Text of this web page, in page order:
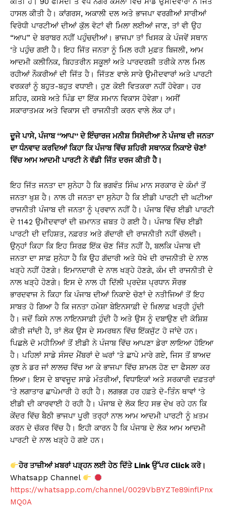
ਹਾਸਲ ਕੀਤੀ ਹੈ। ਕਾਂਗਰਸ, ਅਕਾਲੀ ਦਲ ਅਤੇ ਭਾਜਪਾ ਵਰਗੀਆਂ ਸਾਰੀਆਂ
ਵਿਰੋਧੀ ਪਾਰਟੀਆਂ ਦੀਆਂ ਕੁੱਲ ਵੋਟਾਂ ਵੀ ਮਿਲਾ ਲਈਆਂ ਜਾਣ, ਤਾਂ ਵੀ ਉਹ
“ਆਪ” ਦੇ ਬਰਾਬਰ ਨਹੀਂ ਪਹੁੰਚਦੀਆਂ। ਭਾਜਪਾ ਤਾਂ ਖਿਸਕ ਕੇ ਪੰਜਵੇਂ ਸਥਾਨ
‘ਤੇ ਪਹੁੰਚ ਗਈ ਹੈ। ਇਹ ਜਿੱਤ ਜਨਤਾ ਨੂੰ ਮਿਲ ਰਹੀ ਮੁਫ਼ਤ ਬਿਜਲੀ, ਆਮ
ਆਦਮੀ ਕਲੀਨਿਕ, ਬਿਹਤਰੀਨ ਸਕੂਲਾਂ ਅਤੇ ਪਾਰਦਰਸ਼ੀ ਤਰੀਕੇ ਨਾਲ ਮਿਲ
ਰਹੀਆਂ ਨੌਕਰੀਆਂ ਦੀ ਜਿੱਤ ਹੈ। ਜਿੱਤਣ ਵਾਲੇ ਸਾਰੇ ਉਮੀਦਵਾਰਾਂ ਅਤੇ ਪਾਰਟੀ
ਵਰਕਰਾਂ ਨੂੰ ਬਹੁਤ-ਬਹੁਤ ਵਧਾਈ। ਹੁਣ ਕੋਈ ਵਿਤਕਰਾ ਨਹੀਂ ਹੋਵੇਗਾ। ਹਰ
ਸ਼ਹਿਰ, ਕਸਬੇ ਅਤੇ ਪਿੰਡ ਦਾ ਇੱਕ ਸਮਾਨ ਵਿਕਾਸ ਹੋਵੇਗਾ। ਅਸੀਂ
ਸਕਾਰਾਤਮਕ ਅਤੇ ਵਿਕਾਸ ਦੀ ਰਾਜਨੀਤੀ ਕਰਨ ਵਾਲੇ ਲੋਕ ਹਾਂ।
ਦੂਜੇ ਪਾਸੇ, ਪੰਜਾਬ ‘‘ਆਪ’’ ਦੇ ਇੰਚਾਰਜ ਮਨੀਸ਼ ਸਿਸੋਦੀਆ ਨੇ ਪੰਜਾਬ ਦੀ ਜਨਤਾ
ਦਾ ਧੰਨਵਾਦ ਕਰਦਿਆਂ ਕਿਹਾ ਕਿ ਪੰਜਾਬ ਵਿੱਚ ਸ਼ਹਿਰੀ ਸਥਾਨਕ ਨਿਕਾਏ ਚੋਣਾਂ
ਵਿੱਚ ਆਮ ਆਦਮੀ ਪਾਰਟੀ ਨੇ ਵੱਡੀ ਜਿੱਤ ਦਰਜ ਕੀਤੀ ਹੈ।
ਇਹ ਜਿੱਤ ਜਨਤਾ ਦਾ ਸੁਨੇਹਾ ਹੈ ਕਿ ਭਗਵੰਤ ਸਿੰਘ ਮਾਨ ਸਰਕਾਰ ਦੇ ਕੰਮਾਂ ਤੋਂ
ਜਨਤਾ ਖੁਸ਼ ਹੈ। ਨਾਲ ਹੀ ਜਨਤਾ ਦਾ ਸੁਨੇਹਾ ਹੈ ਕਿ ਈਡੀ ਪਾਰਟੀ ਦੀ ਘਟੀਆ
ਰਾਜਨੀਤੀ ਪੰਜਾਬ ਦੀ ਜਨਤਾ ਨੂੰ ਪ੍ਰਵਾਨ ਨਹੀਂ ਹੈ। ਪੰਜਾਬ ਵਿੱਚ ਈਡੀ ਪਾਰਟੀ
ਦੇ 1142 ਉਮੀਦਵਾਰਾਂ ਦੀ ਜ਼ਮਾਨਤ ਜ਼ਬਤ ਹੋ ਗਈ ਹੈ। ਪੰਜਾਬ ਵਿੱਚ ਈਡੀ
ਪਾਰਟੀ ਦੀ ਦਹਿਸ਼ਤ, ਨਫ਼ਰਤ ਅਤੇ ਗੱਦਾਰੀ ਦੀ ਰਾਜਨੀਤੀ ਨਹੀਂ ਚੱਲਦੀ।
ਉਨ੍ਹਾਂ ਕਿਹਾ ਕਿ ਇਹ ਸਿਰਫ਼ ਇੱਕ ਚੋਣ ਜਿੱਤ ਨਹੀਂ ਹੈ, ਬਲਕਿ ਪੰਜਾਬ ਦੀ
ਜਨਤਾ ਦਾ ਸਾਫ਼ ਸੁਨੇਹਾ ਹੈ ਕਿ ਉਹ ਗੱਦਾਰੀ ਅਤੇ ਧੋਖੇ ਦੀ ਰਾਜਨੀਤੀ ਦੇ ਨਾਲ
ਖੜ੍ਹੇ ਨਹੀਂ ਹੋਣਗੇ। ਇਮਾਨਦਾਰੀ ਦੇ ਨਾਲ ਖੜ੍ਹੇ ਹੋਣਗੇ, ਕੰਮ ਦੀ ਰਾਜਨੀਤੀ ਦੇ
ਨਾਲ ਖੜ੍ਹੇ ਹੋਣਗੇ। ਇਸ ਦੇ ਨਾਲ ਹੀ ਦਿੱਲੀ ਪ੍ਰਦੇਸ਼ ਪ੍ਰਧਾਨ ਸੌਰਭ
ਭਾਰਦਵਾਜ ਨੇ ਕਿਹਾ ਕਿ ਪੰਜਾਬ ਦੀਆਂ ਨਿਕਾਏ ਚੋਣਾਂ ਦੇ ਨਤੀਜਿਆਂ ਤੋਂ ਇਹ
ਸਾਬਤ ਹੋ ਗਿਆ ਹੈ ਕਿ ਜਨਤਾ ਹਮੇਸ਼ਾ ਬੇਇਨਸਾਫ਼ੀ ਦੇ ਖ਼ਿਲਾਫ਼ ਖੜ੍ਹੀ ਹੁੰਦੀ
ਹੈ। ਜਦੋਂ ਕਿਸੇ ਨਾਲ ਨਾਇਨਸਾਫ਼ੀ ਹੁੰਦੀ ਹੈ ਅਤੇ ਉਸ ਨੂੰ ਦਬਾਉਣ ਦੀ ਕੋਸ਼ਿਸ਼
ਕੀਤੀ ਜਾਂਦੀ ਹੈ, ਤਾਂ ਲੋਕ ਉਸ ਦੇ ਸਮਰਥਨ ਵਿੱਚ ਇੱਕਜੁੱਟ ਹੋ ਜਾਂਦੇ ਹਨ।
ਪਿਛਲੇ ਦੋ ਮਹੀਨਿਆਂ ਤੋਂ ਈਡੀ ਨੇ ਪੰਜਾਬ ਵਿੱਚ ਆਪਣਾ ਡੇਰਾ ਲਾਇਆ ਹੋਇਆ
ਹੈ। ਪਹਿਲਾਂ ਸਾਡੇ ਸੰਸਦ ਮੈਂਬਰਾਂ ਦੇ ਘਰਾਂ ‘ਤੇ ਛਾਪੇ ਮਾਰੇ ਗਏ, ਜਿਸ ਤੋਂ ਬਾਅਦ
ਕੁਝ ਨੇ ਡਰ ਜਾਂ ਲਾਲਚ ਵਿੱਚ ਆ ਕੇ ਭਾਜਪਾ ਵਿੱਚ ਸ਼ਾਮਲ ਹੋਣ ਦਾ ਫੈਸਲਾ ਕਰ
ਲਿਆ। ਇਸ ਦੇ ਬਾਵਜੂਦ ਸਾਡੇ ਮੰਤਰੀਆਂ, ਵਿਧਾਇਕਾਂ ਅਤੇ ਸਰਕਾਰੀ ਦਫ਼ਤਰਾਂ
‘ਤੇ ਲਗਾਤਾਰ ਛਾਪੇਮਾਰੀ ਹੋ ਰਹੀ ਹੈ। ਲਗਭਗ ਹਰ ਹਫ਼ਤੇ ਦੋ-ਤਿੰਨ ਥਾਵਾਂ ‘ਤੇ
ਈਡੀ ਦੀ ਕਾਰਵਾਈ ਹੋ ਰਹੀ ਹੈ। ਪੰਜਾਬ ਦੇ ਲੋਕ ਇਹ ਸਭ ਦੇਖ ਰਹੇ ਹਨ ਕਿ
ਕੇਂਦਰ ਵਿੱਚ ਬੈਠੀ ਭਾਜਪਾ ਪੂਰੀ ਤਰ੍ਹਾਂ ਨਾਲ ਆਮ ਆਦਮੀ ਪਾਰਟੀ ਨੂੰ ਖ਼ਤਮ
ਕਰਨ ਦੇ ਚੱਕਰ ਵਿੱਚ ਹੈ। ਇਹੀ ਕਾਰਨ ਹੈ ਕਿ ਪੰਜਾਬ ਦੇ ਲੋਕ ਆਮ ਆਦਮੀ
ਪਾਰਟੀ ਦੇ ਨਾਲ ਖੜ੍ਹੇ ਹੋ ਗਏ ਹਨ।
ਹੋਰ ਤਾਜ਼ੀਆਂ ਖ਼ਬਰਾਂ ਪੜ੍ਹਨ ਲਈ ਹੇਠ ਦਿੱਤੇ Link ਉੱਪਰ Click ਕਰੋ।
Whatsapp Channel
https://whatsapp.com/channel/0029VbBYZTe89inflPnx
MQ0A